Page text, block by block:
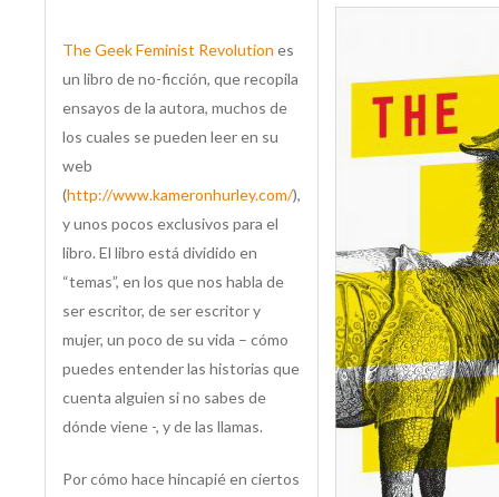
The Geek Feminist Revolution es
un libro de no-ficción, que recopila
ensayos de la autora, muchos de
los cuales se pueden leer en su
web
(http://www.kameronhurley.com/),
y unos pocos exclusivos para el
libro. El libro está dividido en
“temas”, en los que nos habla de
ser escritor, de ser escritor y
mujer, un poco de su vida – cómo
puedes entender las historias que
cuenta alguien si no sabes de
dónde viene -, y de las llamas.
Por cómo hace hincapié en ciertos